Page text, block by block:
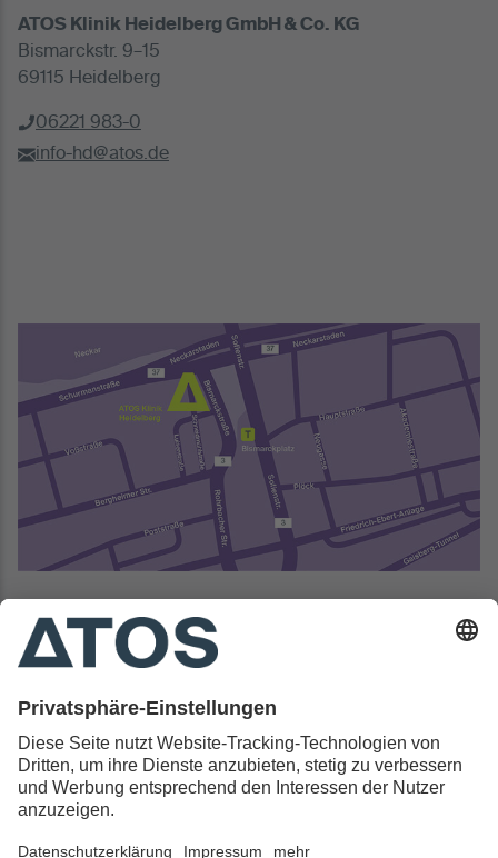
ATOS Klinik Heidelberg GmbH & Co. KG
Bismarckstr. 9–15
69115 Heidelberg
06221 983-0
info-hd@atos.de